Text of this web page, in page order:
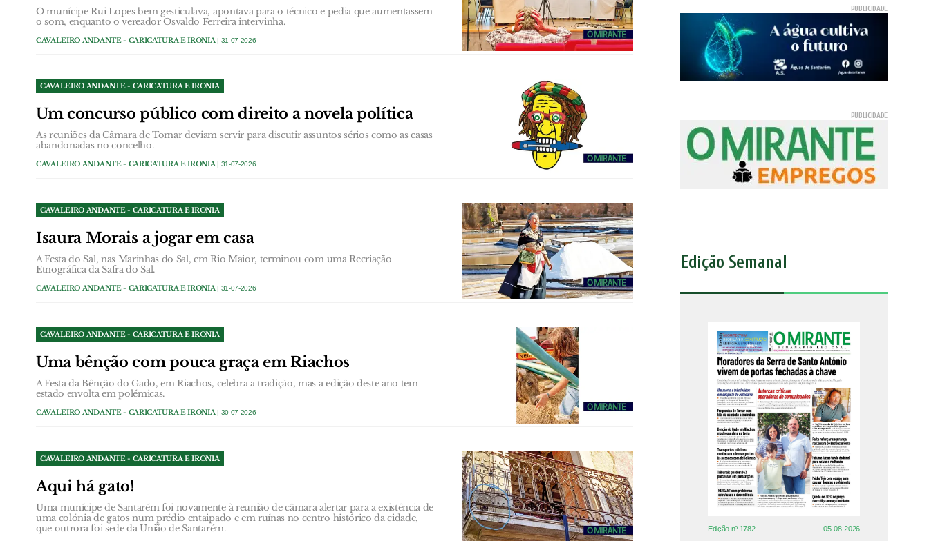
O munícipe Rui Lopes bem gesticulava, apontava para o técnico e pedia que aumentassem
o som, enquanto o vereador Osvaldo Ferreira intervinha.
CAVALEIRO ANDANTE - CARICATURA E IRONIA | 31-07-2026
CAVALEIRO ANDANTE - CARICATURA E IRONIA
Um concurso público com direito a novela política
As reuniões da Câmara de Tomar deviam servir para discutir assuntos sérios como as casas
abandonadas no concelho.
CAVALEIRO ANDANTE - CARICATURA E IRONIA| 31-07-2026
CAVALEIRO ANDANTE - CARICATURA E IRONIA
Isaura Morais a jogar em casa
A Festa do Sal, nas Marinhas do Sal, em Rio Maior, terminou com uma Recriação
Etnográfica da Safra do Sal.
CAVALEIRO ANDANTE - CARICATURA E IRONIA | 31-07-2026
CAVALEIRO ANDANTE - CARICATURA E IRONIA
Uma bênção com pouca graça em Riachos
A Festa da Bênção do Gado, em Riachos, celebra a tradição, mas a edição deste ano tem
estado envolta em polémicas.
CAVALEIRO ANDANTE - CARICATURA E IRONIA | 30-07-2026
CAVALEIRO ANDANTE - CARICATURA E IRONIA
Aqui há gato!
Uma munícipe de Santarém foi novamente à reunião de câmara alertar para a existência de
uma colónia de gatos num prédio entaipado e em ruínas no centro histórico da cidade,
que outrora foi sede da União de Santarém.
Edição Semanal
Edição nº 1782 05-08-2026